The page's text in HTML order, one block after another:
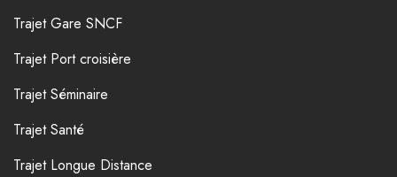
Trajet Gare SNCF
Trajet Port croisière
Trajet Séminaire
Trajet Santé
Trajet Longue Distance